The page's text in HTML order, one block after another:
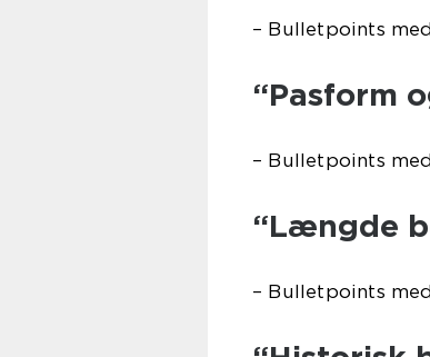
– Bulletpoints
“Pasform
– Bulletpoints
“Længde
– Bulletpoints